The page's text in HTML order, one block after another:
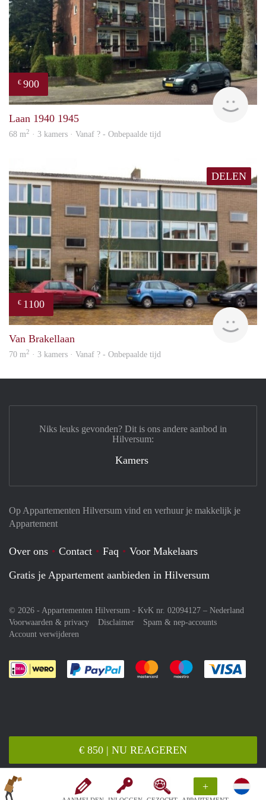
+
€ 850 | NU REAGEREN
€ 900
Laan 1940 1945
68 m2 · 3 kamers · Vanaf ? - Onbepaalde tijd
DELEN
€ 1100
Van Brakellaan
70 m2 · 3 kamers · Vanaf ? - Onbepaalde tijd
Op Appartementen Hilversum vind en verhuur je makkelijk je
Appartement
Over ons Contact Faq
Voor Makelaars
Gratis je Appartement aanbieden in Hilversum
© 2026 - Appartementen Hilversum - KvK nr. 02094127 – Nederland
Voorwaarden & privacy
Disclaimer
Spam & nep-accounts
Account verwijderen
Je rekent gemakkelijk af met Paypal
Je rekent gemakkelijk af met
Je rekent
Niks leuks gevonden? Dit is ons andere aanbod in
Hilversum:
Kamers